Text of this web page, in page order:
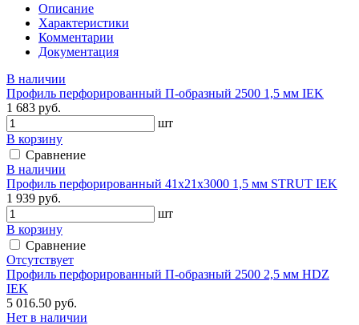
Описание
Характеристики
Комментарии
Документация
В наличии
Профиль перфорированный П-образный 2500 1,5 мм IEK
1 683 руб.
шт
В корзину
Сравнение
В наличии
Профиль перфорированный 41х21х3000 1,5 мм STRUT IEK
1 939 руб.
шт
В корзину
Сравнение
Отсутствует
Профиль перфорированный П-образный 2500 2,5 мм HDZ
IEK
5 016.50 руб.
Нет в наличии